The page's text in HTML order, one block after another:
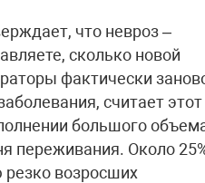
что невроз –
сколько новой
фактически
считает этот
большого
переживания. Около
возросших